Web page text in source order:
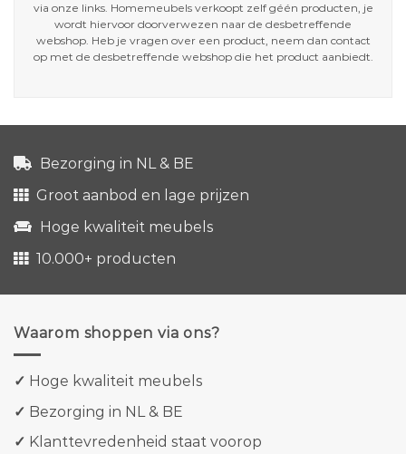
via onze links. Homemeubels verkoopt zelf géén producten, je
wordt hiervoor doorverwezen naar de desbetreffende
webshop. Heb je vragen over een product, neem dan contact
op met de desbetreffende webshop die het product aanbiedt.
Bezorging in NL & BE
Groot aanbod en lage prijzen
Hoge kwaliteit meubels
10.000+ producten
Waarom shoppen via ons?
✓ Hoge kwaliteit meubels
✓ Bezorging in NL & BE
✓ Klanttevredenheid staat voorop